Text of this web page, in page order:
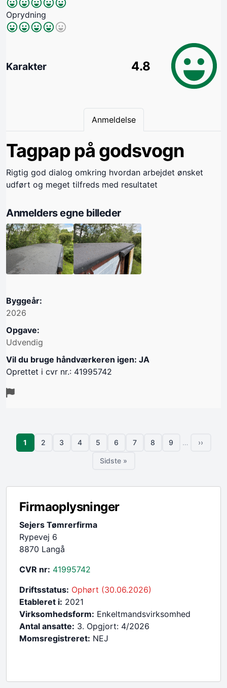
Oprydning
Karakter 4.8
Anmeldelse
Tagpap på godsvogn
Rigtig god dialog omkring hvordan arbejdet ønsket
udført og meget tilfreds med resultatet
Anmelders egne billeder
Byggeår:
2026
Opgave:
Udvendig
Vil du bruge håndværkeren igen: JA
Oprettet i cvr nr.: 41995742
Sideinddeling
Side
1
Side
2
Side
3
Side
4
Side
5
Side
6
Side
7
Side
8
Side
9 …
Næste
››
Sidste side
Sidste »
Firmaoplysninger
Sejers Tømrerfirma
Rypevej 6
8870 Langå
CVR nr: 41995742
Driftsstatus: Ophørt (30.06.2026)
Etableret i: 2021
Virksomhedsform: Enkeltmandsvirksomhed
Antal ansatte: 3. Opgjort: 4/2026
Momsregistreret: NEJ